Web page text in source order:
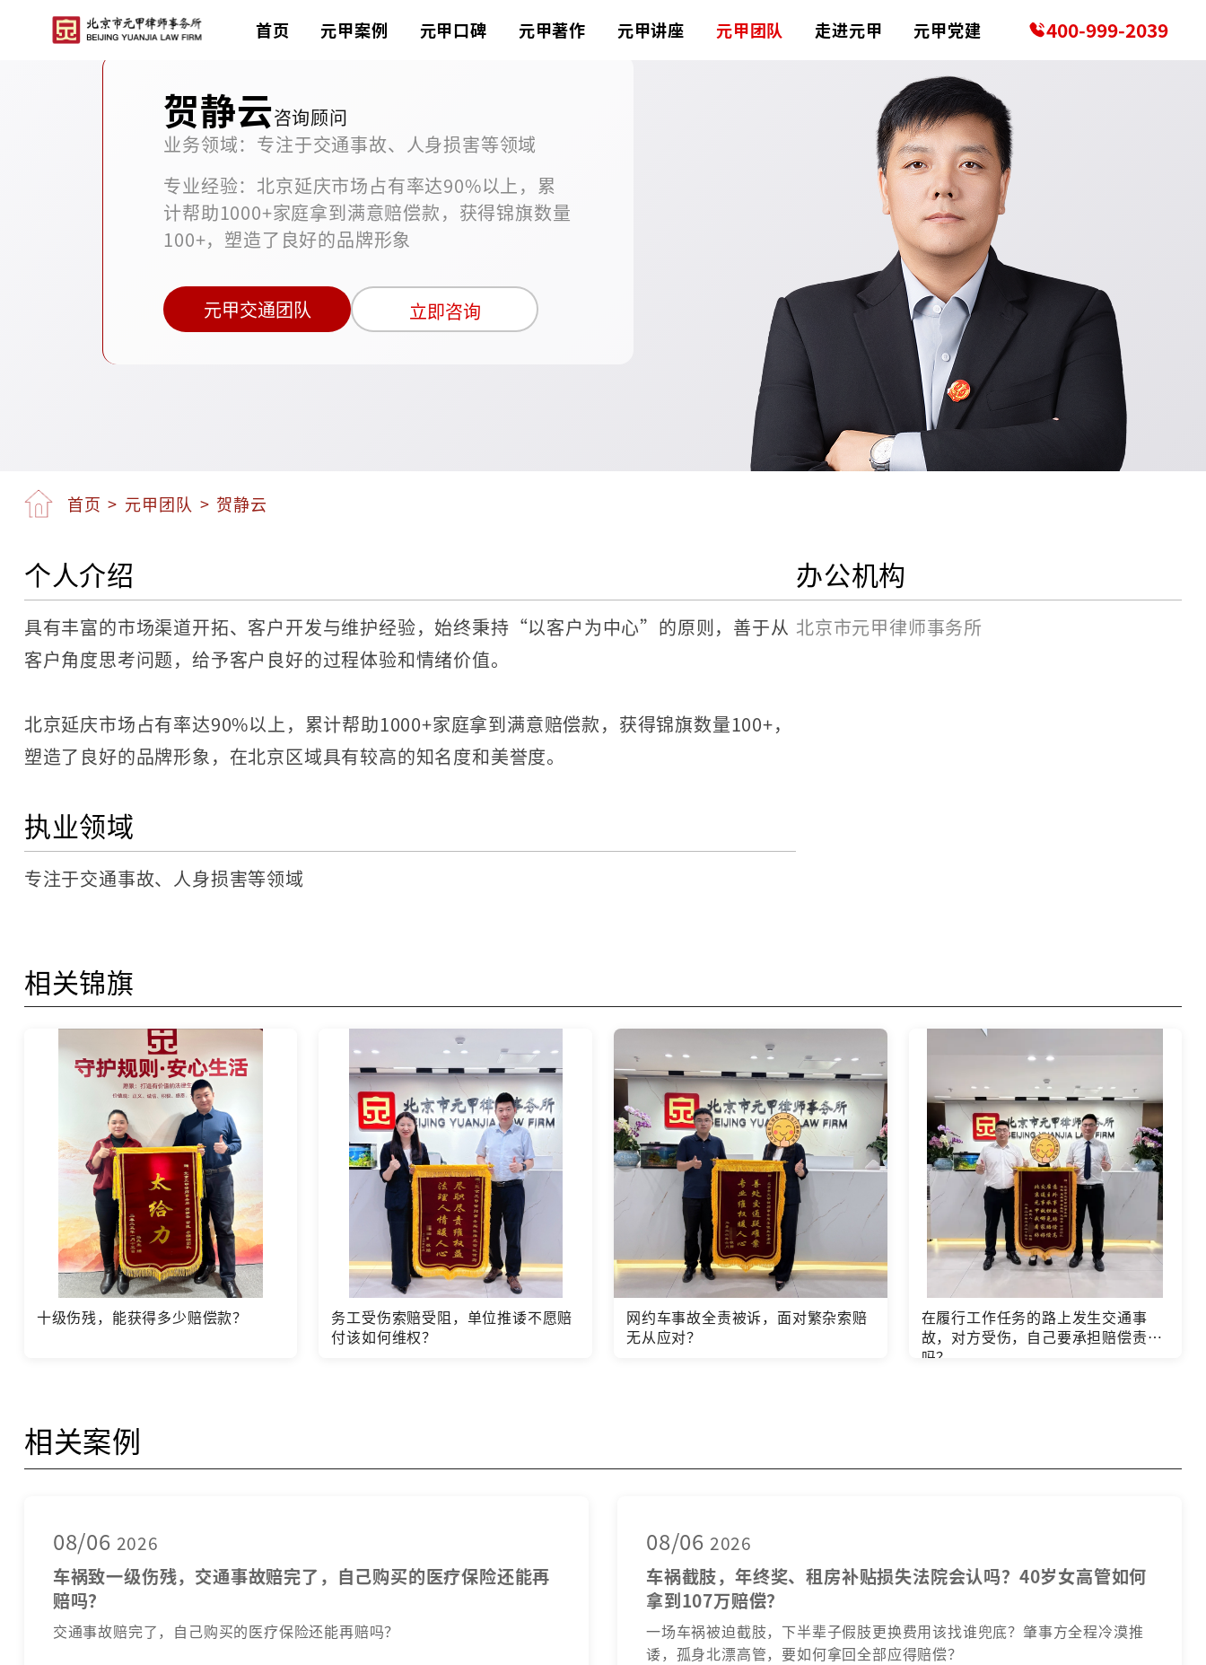
首页 元甲案例 元甲口碑 元甲著作 元甲讲座 元甲团队 走进元甲 元甲党建 400-999-2039
贺静云咨询顾问
业务领域：专注于交通事故、人身损害等领域
专业经验：北京延庆市场占有率达90%以上，累
计帮助1000+家庭拿到满意赔偿款，获得锦旗数量
100+，塑造了良好的品牌形象
元甲交通团队 立即咨询
首页 > 元甲团队 > 贺静云
个人介绍
具有丰富的市场渠道开拓、客户开发与维护经验，始终秉持“以客户为中心”的原则，善于从
客户角度思考问题，给予客户良好的过程体验和情绪价值。
北京延庆市场占有率达90%以上，累计帮助1000+家庭拿到满意赔偿款，获得锦旗数量100+，
塑造了良好的品牌形象，在北京区域具有较高的知名度和美誉度。
执业领域
专注于交通事故、人身损害等领域
办公机构
北京市元甲律师事务所
相关锦旗
十级伤残，能获得多少赔偿款？
务工受伤索赔受阻，单位推诿不愿赔
付该如何维权？
网约车事故全责被诉，面对繁杂索赔
无从应对？
在履行工作任务的路上发生交通事
故，对方受伤，自己要承担赔偿责任
吗？
相关案例
08/06 2026
车祸致一级伤残，交通事故赔完了，自己购买的医疗保险还能再
赔吗？
交通事故赔完了，自己购买的医疗保险还能再赔吗？
08/06 2026
车祸截肢，年终奖、租房补贴损失法院会认吗？40岁女高管如何
拿到107万赔偿？
一场车祸被迫截肢，下半辈子假肢更换费用该找谁兜底？肇事方全程冷漠推
诿，孤身北漂高管，要如何拿回全部应得赔偿？